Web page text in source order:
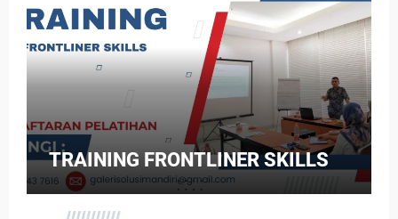
TRAINING FRONTLINER SKILLS